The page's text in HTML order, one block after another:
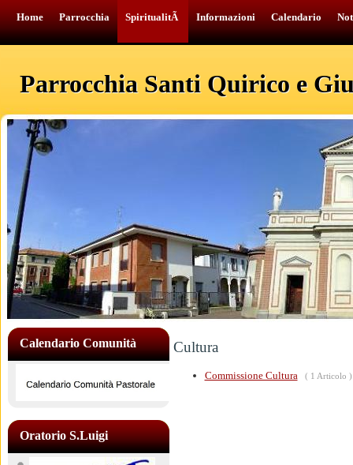
Home Parrocchia SpiritualitÃ Informazioni Calendario
Parrocchia Santi Quirico e
Calendario Comunità
Oratorio S.Luigi
Cultura
Commissione Cultura ( 1 Articolo )